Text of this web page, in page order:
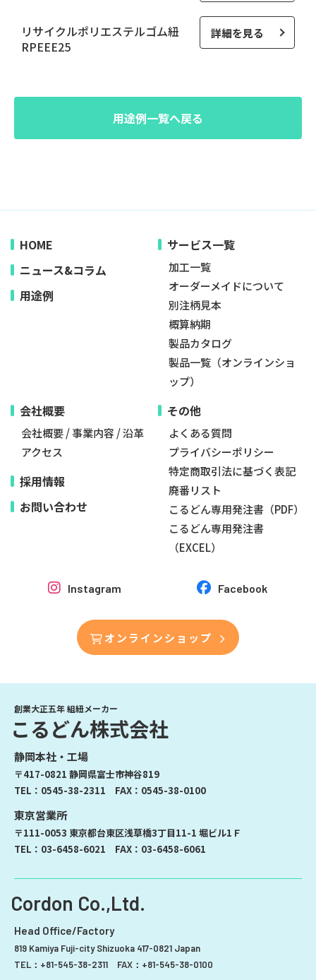
リサイクルポリエステルゴム紐
RPEEE25
詳細を見る
用途例一覧へ戻る
HOME
ニュース&コラム
用途例
サービス一覧
加工一覧
オーダーメイドについて
別注柄見本
概算納期
製品カタログ
製品一覧（オンラインショ
ップ）
会社概要
会社概要/事業内容 /沿革
アクセス
採用情報
お問い合わせ
その他
よくある質問
プライバシーポリシー
特定商取引法に基づく表記
廃番リスト
こるどん専用発注書（PDF）
こるどん専用発注書
（EXCEL）
Instagram Facebook
オンラインショップ
創業大正五年 組紐メーカー
こるどん株式会社
静岡本社・工場
〒417-0821 静岡県富士市神谷819
TEL： 0545-38-2311 FAX：0545-38-0100
東京営業所
〒111-0053 東京都台東区浅草橋3丁目11-1 堀ビル1Ｆ
TEL： 03-6458-6021 FAX：03-6458-6061
Cordon Co.,Ltd.
Head Office/Factory
819 Kamiya Fuji-city Shizuoka 417-0821 Japan
TEL： +81-545-38-2311 FAX：+81-545-38-0100